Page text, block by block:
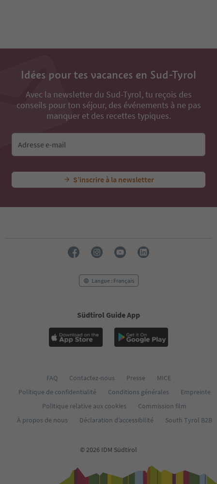
Idées pour tes vacances en Sud-Tyrol
Avec la newsletter du Sud-Tyrol, tu reçois des
conseils pour ton séjour, des événements à ne pas
manquer et des recettes typiques.
Adresse e-mail
S’inscrire à la newsletter
Langue : Français
Südtirol Guide App
FAQ Contactez-nous Presse
MICE
Politique de confidentialité
Conditions générales
Empreinte
Politique relative aux cookies
Commission film
À propos de nous
Déclaration d’accessibilité South Tyrol B2B
© 2026 IDM Südtirol